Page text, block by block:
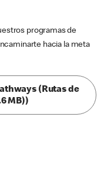
programas de
hacia la meta
(Rutas de
MB))